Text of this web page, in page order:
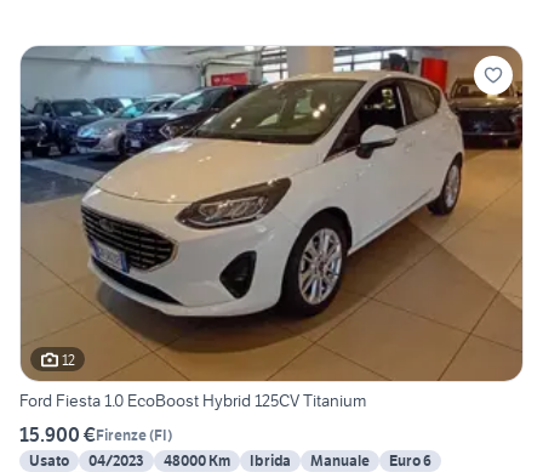
12
Ford Fiesta 1.0 EcoBoost Hybrid 125CV Titanium
15.900 €Firenze(FI)
Usato
04/2023 48000 Km Ibrida Manuale
Euro 6